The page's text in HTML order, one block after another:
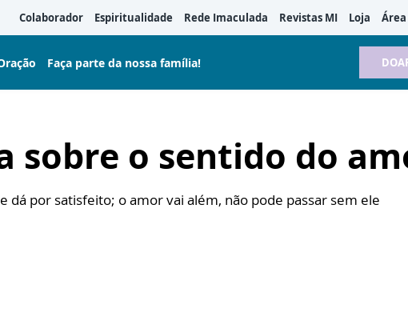
Colaborador Espiritualidade Rede Imaculada Revistas MI Loja
Faça parte da nossa família!
sobre o sentido do
por satisfeito; o amor vai além, não pode passar sem ele